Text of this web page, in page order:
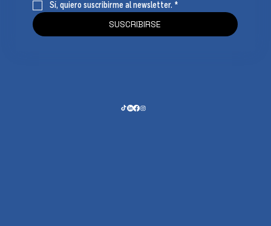
Sí, quiero suscribirme al newsletter. *
SUSCRIBIRSE